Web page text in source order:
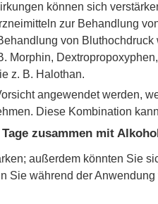
können sich
zur Behandlung
von
Morphin,
z. B. Halothan.
angewendet werden,
Diese Kombination
zusammen mit
außerdem könnten Sie
Sie während der